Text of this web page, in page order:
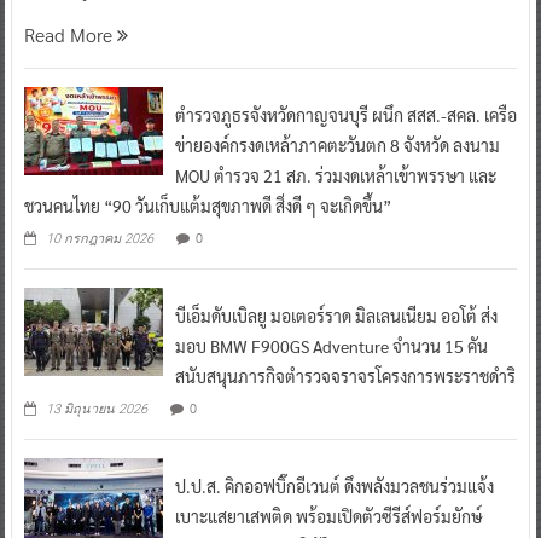
Read More
ตำรวจภูธรจังหวัดกาญจนบุรี ผนึก สสส.-สคล. เครือ
ข่ายองค์กรงดเหล้าภาคตะวันตก 8 จังหวัด ลงนาม
MOU ตำรวจ 21 สภ. ร่วมงดเหล้าเข้าพรรษา และ
ชวนคนไทย “90 วันเก็บแต้มสุขภาพดี สิ่งดี ๆ จะเกิดขึ้น”
10 กรกฎาคม 2026 0
บีเอ็มดับเบิลยู มอเตอร์ราด มิลเลนเนียม ออโต้ ส่ง
มอบ BMW F900GS Adventure จำนวน 15 คัน
สนับสนุนภารกิจตำรวจจราจรโครงการพระราชดำริ
13 มิถุนายน 2026 0
ป.ป.ส. คิกออฟบิ๊กอีเวนต์ ดึงพลังมวลชนร่วมแจ้ง
เบาะแสยาเสพติด พร้อมเปิดตัวซีรีส์ฟอร์มยักษ์